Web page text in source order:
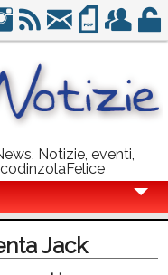
Notizie, eventi,
Jack